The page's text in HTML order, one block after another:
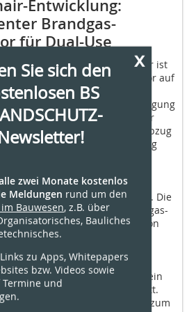
Entwicklung:
Brandgas-
für Dual-Use
„DVG EC“ von Systemair ist
derzeit der einzige Ventilator auf
und Tauglichkeit für den
erfüllt. Die Absaugung
aus den Räumen sorgt für
Außerdem wird durch den Abzug
Gasen die Brandbekämpfung
EC“ hält im Brandfall einer
400 °C für mindestens 120
sind
von bis zu 120 °C möglich. Die
sich der hocheffiziente Brandgas-
Nutzung in sog. Doppelfunktion
bedeutet, dass der Ventilator
Funktion als
auch zur täglichen
werden kann. Hier findet ein
einer niedrigeren Drehzahl statt.
kommt auch die ErP-Richtlinie zum
x
Sie sich den
BS
zwei Monate kostenlos
Meldungen rund um den
Bauwesen, z.B. über
Bauliches
zu Apps, Whitepapers
bzw. Videos sowie
und